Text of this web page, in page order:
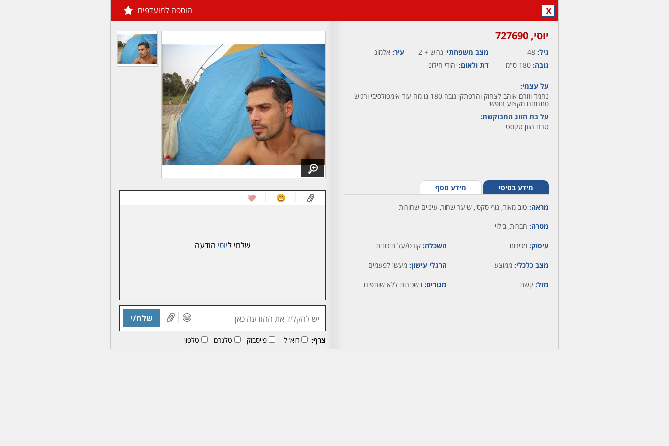
X הוספה למועדפים
יוסי,‏ 727690
גיל: 48 מצב משפחתי: גרוש + 2 עיר: אלמוג
גובה: 180 ס"מ דת ולאום: יהודי חילוני
על עצמי:
נחמד וזורם אוהב לצחוק והרפתקן גובה 180 נו מה עוד אימפולסיבי ורגיש
סתםםם מקצוע חופשי
על בת הזוג המבוקשת:
טרם הוזן טקסט
מידע בסיסי מידע נוסף
מראה: טוב מאוד, גוף סקסי, שיער שחור, עיניים שחורות
מטרה: חברות, בילוי
עיסוק: מכירות השכלה: קורס/על תיכונית
מצב כלכלי: ממוצע הרגלי עישון: מעשן לפעמים
מזל: קשת מגורים: בשכירות ללא שותפים
שלחי ליוסי הודעה
שלח/י
צרף: דוא"ל פייסבוק טלגרם טלפון